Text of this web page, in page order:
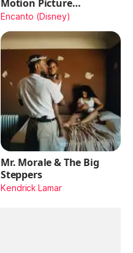
Motion Picture
Soundtrack)
Encanto (Disney)
Mr. Morale & The Big
Steppers
Kendrick Lamar